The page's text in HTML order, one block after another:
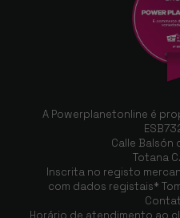
A Powerplanetonline é
Calle Balsón
Totana
Inscrita no registo
com dados registais*
Horário de atendimento ao